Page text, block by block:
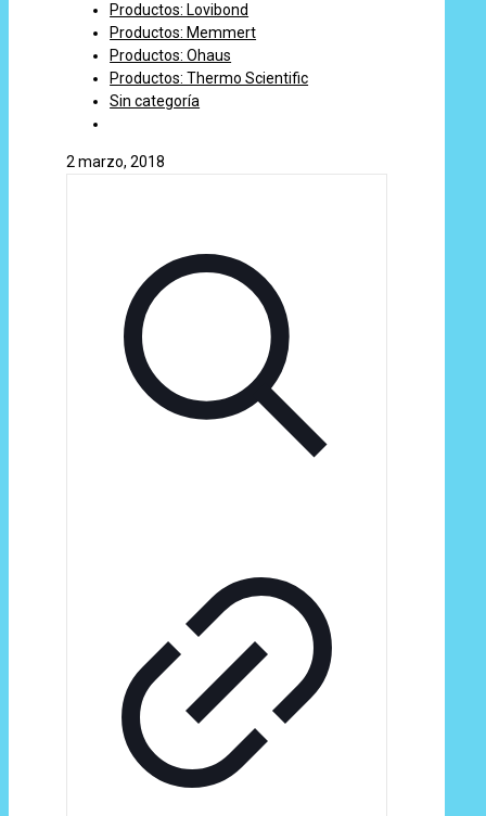
Productos: Lovibond
Productos: Memmert
Productos: Ohaus
Productos: Thermo Scientific
Sin categoría
2 marzo, 2018